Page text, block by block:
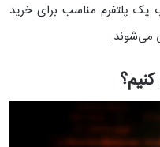
یک پلتفرم مناسب برای خرید
می‌شوند.